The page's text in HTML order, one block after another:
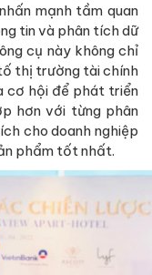
mạnh tầm quan
tin và phân tích dữ
cụ này không chỉ
thị trường tài chính
cơ hội để phát triển
hơn với từng phân
cho doanh nghiệp
phẩm tốt nhất.